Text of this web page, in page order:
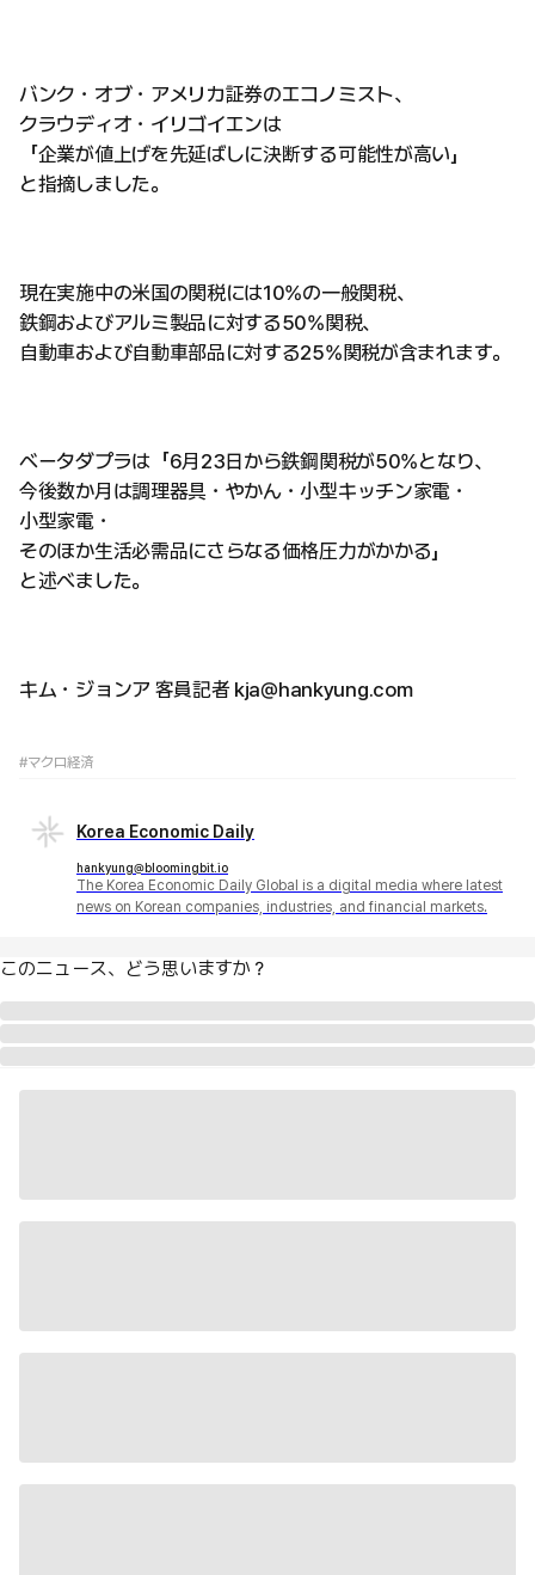
バンク・オブ・アメリカ証券のエコノミスト、
クラウディオ・イリゴイエンは
「企業が値上げを先延ばしに決断する可能性が高い」
と指摘しました。
現在実施中の米国の関税には10%の一般関税、
鉄鋼およびアルミ製品に対する50%関税、
自動車および自動車部品に対する25%関税が含まれます。
ベータダプラは「6月23日から鉄鋼関税が50%となり、
今後数か月は調理器具・やかん・小型キッチン家電・
小型家電・
そのほか生活必需品にさらなる価格圧力がかかる」
と述べました。
キム・ジョンア 客員記者 kja@hankyung.com
#マクロ経済
Korea Economic Daily
hankyung@bloomingbit.io
The Korea Economic Daily Global is a digital media where latest
news on Korean companies, industries, and financial markets.
このニュース、どう思いますか？